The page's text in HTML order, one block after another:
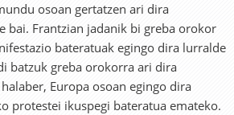
osoan gertatzen ari dira
bai. Frantzian jadanik bi greba orokor
bateratuak egingo dira lurralde
batzuk greba orokorra ari dira
Europa osoan egingo dira
protestei ikuspegi bateratua emateko.